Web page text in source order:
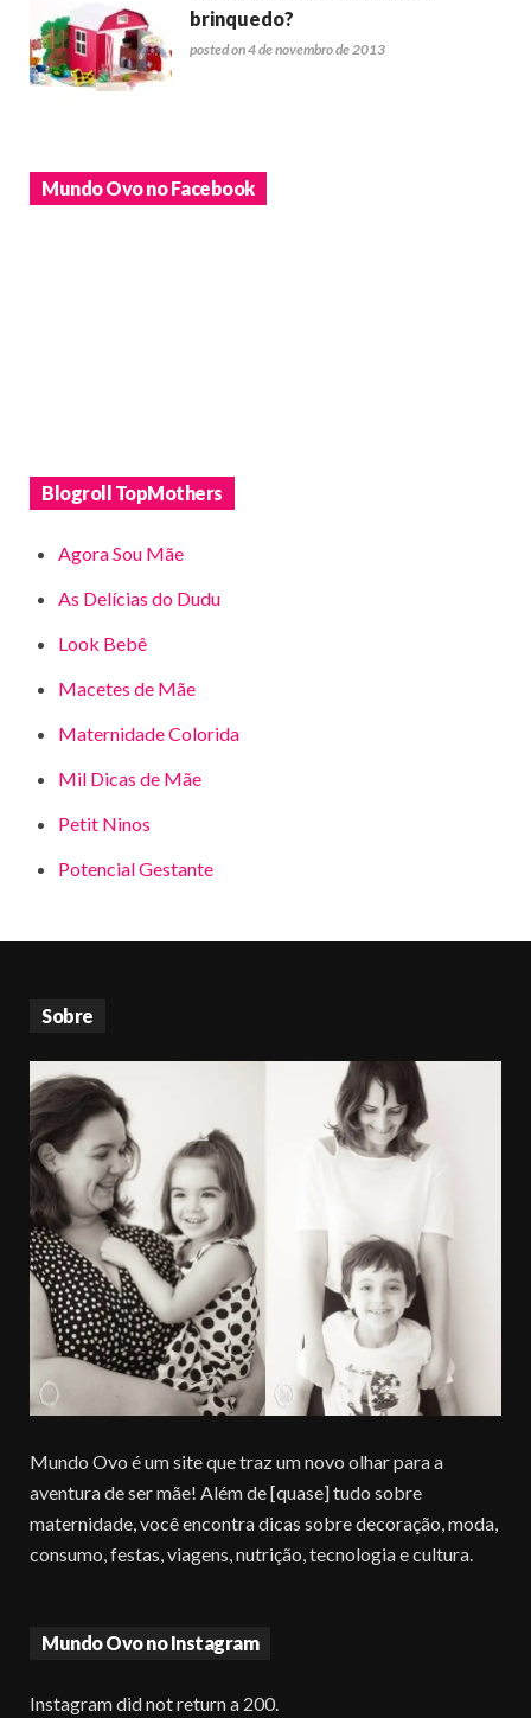
brinquedo?
posted on 4 de novembro de 2013
Mundo Ovo no Facebook
Blogroll TopMothers
Agora Sou Mãe
As Delícias do Dudu
Look Bebê
Macetes de Mãe
Maternidade Colorida
Mil Dicas de Mãe
Petit Ninos
Potencial Gestante
Sobre
Mundo Ovo é um site que traz um novo olhar para a
aventura de ser mãe! Além de [quase] tudo sobre
maternidade, você encontra dicas sobre decoração, moda,
consumo, festas, viagens, nutrição, tecnologia e cultura.
Mundo Ovo no Instagram
Instagram did not return a 200.